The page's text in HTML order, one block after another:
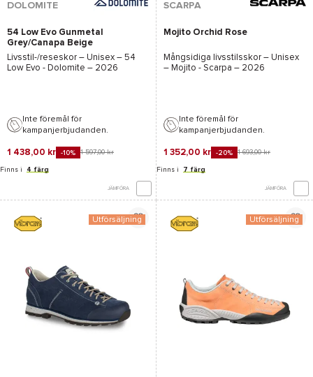
DOLOMITE
54 Low Evo Gunmetal
Grey/Canapa Beige
Livsstil-/reseskor – Unisex – 54
Low Evo - Dolomite – 2026
Inte föremål för
kampanjerbjudanden.
1 438,00 kr -10% 1 597,00 kr
Finns i 4 färg
JÄMFÖRA
SCARPA
Mojito Orchid Rose
Mångsidiga livsstilsskor – Unisex
– Mojito - Scarpa – 2026
Inte föremål för
kampanjerbjudanden.
1 352,00 kr -20% 1 693,00 kr
Finns i 7 färg
JÄMFÖRA
Utförsäljning Utförsäljning